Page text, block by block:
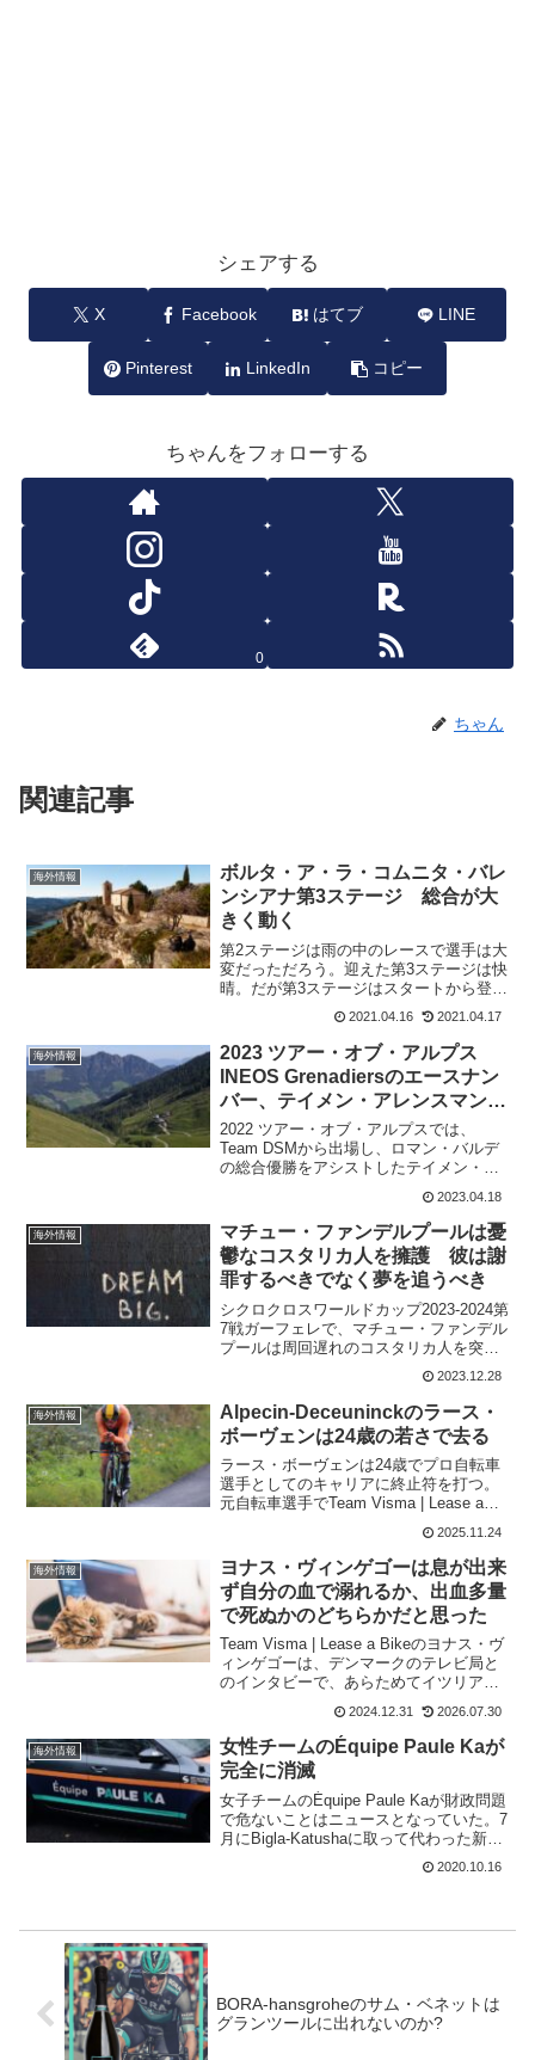
シェアする
X Facebook はてブ LINE
Pinterest LinkedIn コピー
ちゃんをフォローする
0
ちゃん
関連記事
海外情報
ボルタ・ア・ラ・コムニタ・バレ
ンシアナ第3ステージ 総合が大
きく動く
第2ステージは雨の中のレースで選手は大
変だっただろう。迎えた第3ステージは快
晴。だが第3ステージはスタートから登っ
ていく。山岳に弱いライダーは淘汰され
ていくだろう。総合ではマイルズ・スコ
ットソン(Groupama – FDJ)が32秒のリ
ー...
2021.04.16 2021.04.17
海外情報
2023 ツアー・オブ・アルプス
INEOS Grenadiersのエースナン
バー、テイメン・アレンスマンが
落ちる
2022 ツアー・オブ・アルプスでは、
Team DSMから出場し、ロマン・バルデ
の総合優勝をアシストしたテイメン・ア
レンスマン。自らも総合3位に入る走りを
見せていた。今シーズンから、INEOS
Grenadiersに移籍したテイメン・アレ
ン...
2023.04.18
海外情報
マチュー・ファンデルプールは憂
鬱なコスタリカ人を擁護 彼は謝
罪するべきでなく夢を追うべき
シクロクロスワールドカップ2023-2024第
7戦ガーフェレで、マチュー・ファンデル
プールは周回遅れのコスタリカ人を突き
飛ばしてしまった。これはファンの差し
だしたカメラに応じていたフェリペ・ニ
ストロム選手がコース内によってきたか
らだった。そ...
2023.12.28
海外情報
Alpecin-Deceuninckのラース・
ボーヴェンは24歳の若さで去る
ラース・ボーヴェンは24歳でプロ自転車
選手としてのキャリアに終止符を打つ。
元自転車選手でTeam Visma | Lease a
Bikeのスポーツディレクターのヤン・ボ
ーヴェンの息子であるラース・ボーヴェ
ンは、Alpecin-Deceun...
2025.11.24
海外情報
ヨナス・ヴィンゲゴーは息が出来
ず自分の血で溺れるか、出血多量
で死ぬかのどちらかだと思った
Team Visma | Lease a Bikeのヨナス・ヴ
ィンゲゴーは、デンマークのテレビ局と
のインタビーで、あらためてイツリア・
バスクカントリーの事故直後について語
っている。奥さんも一緒で、事故後の家
族の切迫した様子などを赤裸々に告白...
2024.12.31 2026.07.30
海外情報
女性チームのÉquipe Paule Kaが
完全に消滅
女子チームのÉquipe Paule Kaが財政問題
で危ないことはニュースとなっていた。7
月にBigla-Katushaに取って代わった新し
いPauleKaは、発表された4年間のコミッ
トメントを実行できない。フランスのフ
2020.10.16
BORA-hansgroheのサム・ベネットは
グランツールに出れないのか?